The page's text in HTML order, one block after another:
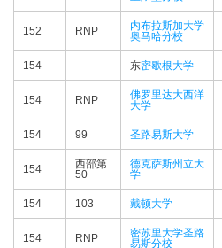
152 RNP
内布拉斯加大学
奥马哈分校
154 - 东密歇根大学
154 RNP
佛罗里达大西洋
大学
154 99 圣路易斯大学
154
西部第
50
德克萨斯州立大
学
154 103 戴顿大学
154 RNP
密苏里大学圣路
易斯分校